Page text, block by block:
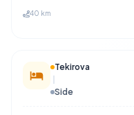
40 km
Tekirova
Side